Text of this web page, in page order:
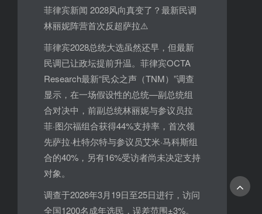
菲律宾新闻 2028风向真变了？最新民调
林丽妮阵营首次反超萨拉⚠️
菲律宾2028总统大选虽然还早，但最新
民调已让政坛提前升温。菲律宾OCTA
Research最新“民众之声（TNM）”调查
显示，在一场假设性的总统—副总统组
合对决中，前副总统林丽妮与参议员拉
菲·图尔福组合获得44%支持率，首次领
先萨拉·杜特尔特与参议员艾米·马科斯组
合的40%，另有16%受访者尚未决定支持
对象。
调查于2026年3月19日至25日进行，访问
全国1200名成年选民，误差范围±3%。